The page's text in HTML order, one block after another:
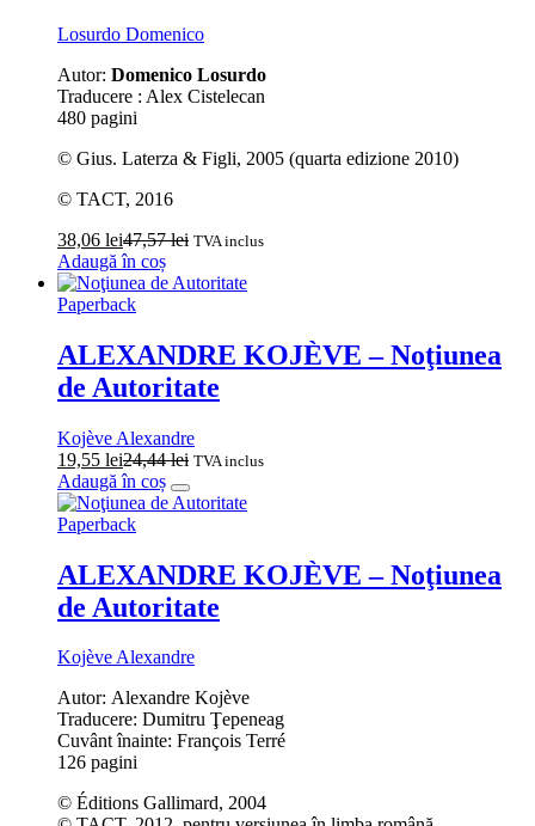
Losurdo Domenico
Autor: Domenico Losurdo
Traducere : Alex Cistelecan
480 pagini
© Gius. Laterza & Figli, 2005 (quarta edizione 2010)
© TACT, 2016
38,06 lei47,57lei TVA inclus
Adaugă în coș
Paperback
ALEXANDRE KOJÈVE – Noţiunea
de Autoritate
Kojève Alexandre
19,55 lei24,44lei TVA inclus
Adaugă în coș
Paperback
ALEXANDRE KOJÈVE – Noţiunea
de Autoritate
Kojève Alexandre
Autor: Alexandre Kojève
Traducere: Dumitru Ţepeneag
Cuvânt înainte: François Terré
126 pagini
© Éditions Gallimard, 2004